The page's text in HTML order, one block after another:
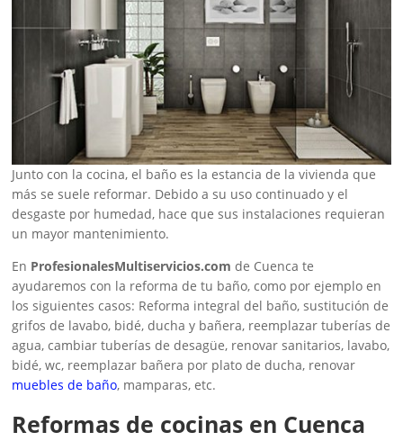
Junto con la cocina, el baño es la estancia de la vivienda que
más se suele reformar. Debido a su uso continuado y el
desgaste por humedad, hace que sus instalaciones requieran
un mayor mantenimiento.
En ProfesionalesMultiservicios.com de Cuenca te
ayudaremos con la reforma de tu baño, como por ejemplo en
los siguientes casos: Reforma integral del baño, sustitución de
grifos de lavabo, bidé, ducha y bañera, reemplazar tuberías de
agua, cambiar tuberías de desagüe, renovar sanitarios, lavabo,
bidé, wc, reemplazar bañera por plato de ducha, renovar
muebles de baño, mamparas, etc.
Reformas de cocinas en Cuenca